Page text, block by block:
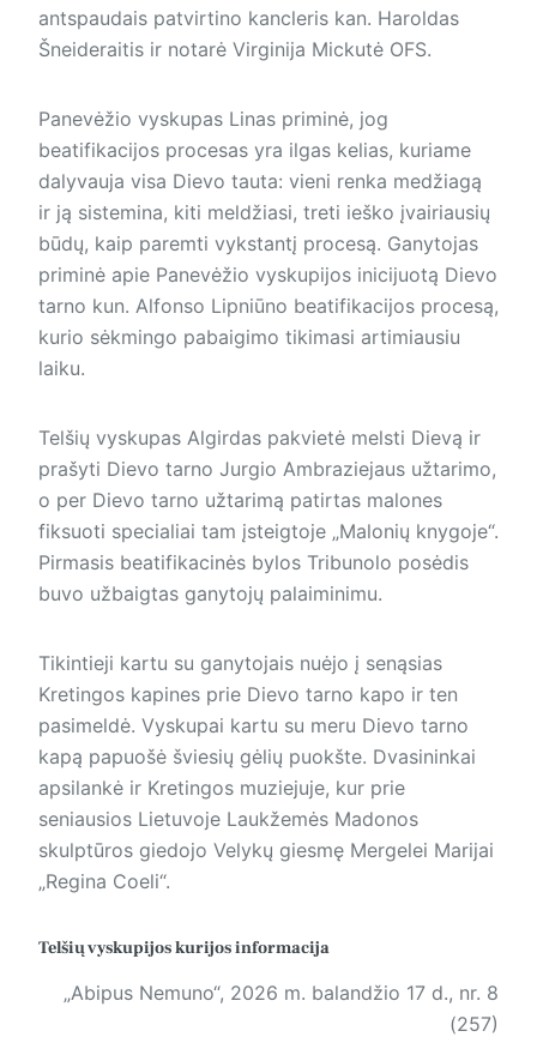
antspaudais patvirtino kancleris kan. Haroldas
Šneideraitis ir notarė Virginija Mickutė OFS.
Panevėžio vyskupas Linas pri­minė, jog
beatifikacijos procesas yra ilgas kelias, kuriame
dalyvauja visa Dievo tauta: vieni renka medžiagą
ir ją sistemina, kiti meldžiasi, treti ieško įvairiausių
būdų, kaip paremti vykstantį procesą. Ganytojas
priminė apie Panevėžio vyskupijos inicijuotą Dievo
tarno kun. Alfonso Lipniūno beatifikacijos procesą,
kurio sėkmingo pabaigimo tikimasi artimiausiu
laiku.
Telšių vyskupas Algirdas pakvietė melsti Dievą ir
prašyti Dievo tarno Jurgio Ambraziejaus užtarimo,
o per Dievo tarno užtarimą patirtas malones
fiksuoti specialiai tam įsteigtoje „Malonių knygoje“.
Pirmasis beatifikacinės bylos Tribunolo posėdis
buvo užbaigtas ganytojų palaiminimu.
Tikintieji kartu su ganytojais nuėjo į senąsias
Kretingos kapines prie Dievo tarno kapo ir ten
pasimeldė. Vyskupai kartu su meru Dievo tarno
kapą papuošė šviesių gėlių puokšte. Dvasininkai
apsilankė ir Kretingos muziejuje, kur prie
seniausios Lietuvoje Laukžemės Madonos
skulptūros giedojo Velykų giesmę Mergelei Marijai
„Regina Coeli“.
Telšių vyskupijos kurijos informacija
„Abipus Nemuno“, 2026 m. balandžio 17 d., nr. 8
(257)